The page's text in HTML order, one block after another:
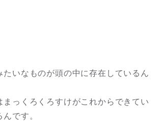
いなものが頭の中に存在しているん
っくろくろすけがこれからできてい
です。